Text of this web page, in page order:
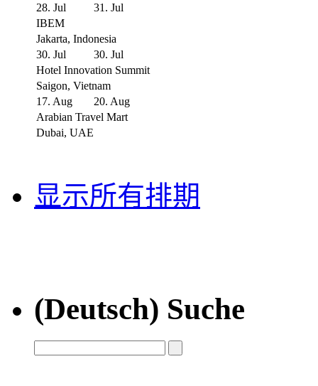
28. Jul
31. Jul
IBEM
Jakarta, Indonesia
30. Jul
30. Jul
Hotel Innovation Summit
Saigon, Vietnam
17. Aug
20. Aug
Arabian Travel Mart
Dubai, UAE
显示所有排期
(Deutsch) Suche